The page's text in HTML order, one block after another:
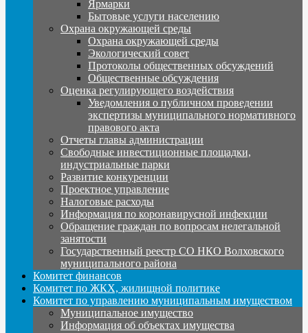
Ярмарки
Бытовые услуги населению
Охрана окружающей среды
Охрана окружающей среды
Экологический совет
Протоколы общественных обсуждений
Общественные обсуждения
Оценка регулирующего воздействия
Уведомления о публичном проведении
экспертизы муниципального нормативного
правового акта
Отчеты главы администрации
Свободные инвестиционные площадки,
индустриальные парки
Развитие конкуренции
Проектное управление
Налоговые расходы
Информация по коронавирусной инфекции
Обращение граждан по вопросам нелегальной
занятости
Государственный реестр СО НКО Волховского
муниципального района
Комитет финансов
Комитет по ЖКХ, жилищной политике
Комитет по управлению муниципальным имуществом
Муниципальное имущество
Информация об объектах имущества